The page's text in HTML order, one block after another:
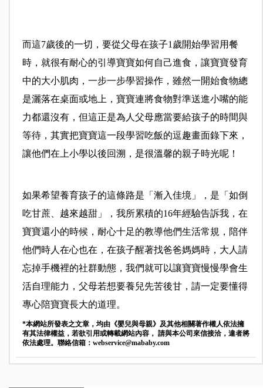
而這7歲後的一切，要從父母在孩子1歲開始學習用餐
時，就很有耐心的引導寶寶如何自己進食，讓寶寶發育
中的大小肌肉，一步一步學習操作，雖然一開始食物總
是灑落在桌面或地上，寶寶連將食物對準送進小嘴的能
力都還沒有，但這正是為人父母應當要給孩子的時間與
等待，其實把寶寶這一段學習吃飯的逗趣畫面錄下來，
讓他們在上小學以後回溯，是很溫馨的親子時光呢！
如果希望養育孩子的這條路是「漸入佳境」，是「如倒
吃甘蔗、越來越甜」，我所累積的16年經驗告訴我，在
寶寶還小的時候，耐心十足的教導他們生活常規，陪伴
他們時人在心也在，在孩子醒著找爸爸媽媽時，大人請
忘掉手機裡的社群動態，我們就可以讓寶寶慢慢學會生
活自理能力，父母若想要養兒先苦後甘，請一定要懂得
專心陪寶寶長大的道理。
*本網站所發表之文章，均由《嬰兒與母親》及其他相關著作權人依法擁
有其法律權益，若欲引用或轉載網站內容， 請與本公司來信接洽，違者將
依法處理。聯絡信箱： webservice@mababy.com